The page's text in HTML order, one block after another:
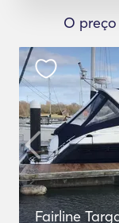
O
Fairline